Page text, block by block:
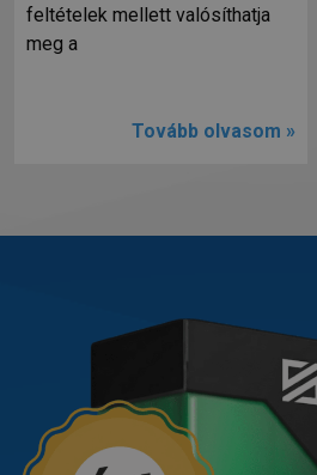
feltételek mellett valósíthatja
meg a
Tovább olvasom »